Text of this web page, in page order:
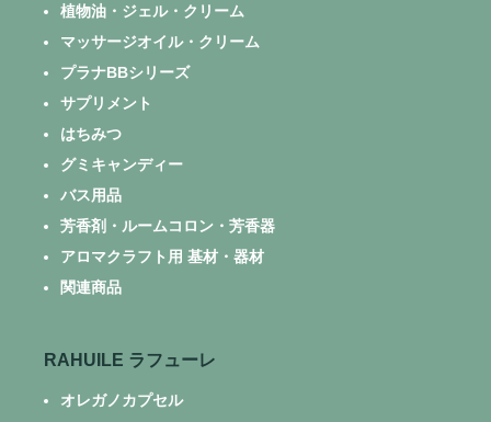
植物油・ジェル・クリーム
マッサージオイル・クリーム
プラナBBシリーズ
サプリメント
はちみつ
グミキャンディー
バス用品
芳香剤・ルームコロン・芳香器
アロマクラフト用 基材・器材
関連商品
RAHUILE ラフューレ
オレガノカプセル